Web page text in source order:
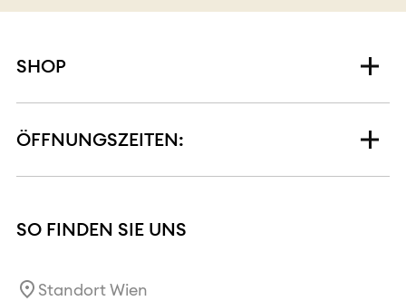
SHOP
ÖFFNUNGSZEITEN:
SO FINDEN SIE UNS
Standort Wien